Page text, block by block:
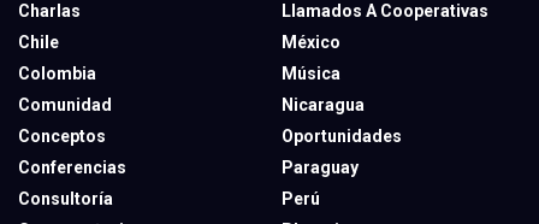
Charlas
Chile
Colombia
Comunidad
Conceptos
Conferencias
Consultoría
Llamados A Cooperativas
México
Música
Nicaragua
Oportunidades
Paraguay
Perú